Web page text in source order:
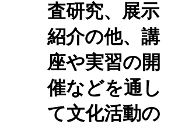
査研究、展示
紹介の他、講
座や実習の開
催などを通し
て文化活動の